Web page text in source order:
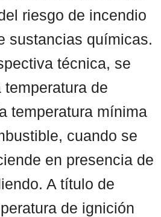
riesgo de incendio
sustancias químicas.
técnica, se
de
temperatura mínima
cuando se
en presencia de
A título de
de ignición